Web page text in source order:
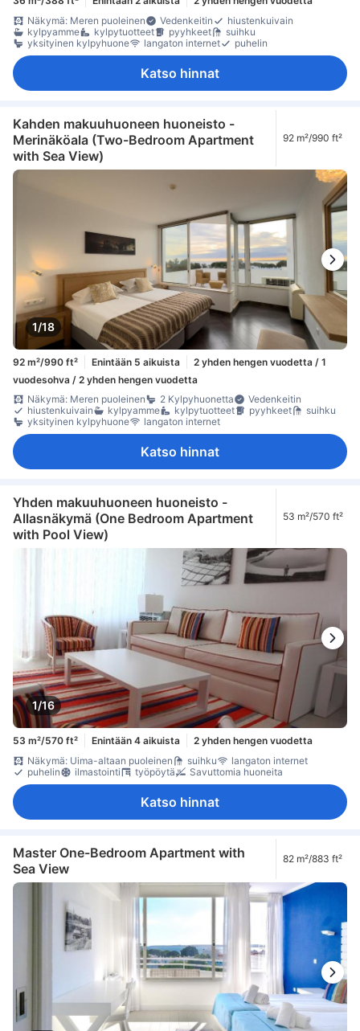
Näkymä: Meren puoleinen
Vedenkeitin
hiustenkuivain
kylpyamme
kylpytuotteet pyyhkeet
suihku
yksityinen kylpyhuone
langaton internet puhelin
Katso hinnat
Kahden makuuhuoneen huoneisto -
Merinäköala (Two-Bedroom Apartment
with Sea View)
92 m²/990 ft²
1/18
92 m²/990 ft² Enintään 5 aikuista
2 yhden hengen vuodetta / 1
vuodesohva / 2 yhden hengen vuodetta
Näkymä: Meren puoleinen
2 Kylpyhuonetta
Vedenkeitin
hiustenkuivain
kylpyamme kylpytuotteet pyyhkeet
suihku
yksityinen kylpyhuone
langaton internet
Katso hinnat
Yhden makuuhuoneen huoneisto -
Allasnäkymä (One Bedroom Apartment
with Pool View)
53 m²/570 ft²
1/16
53 m²/570 ft² Enintään 4 aikuista
2 yhden hengen vuodetta
Näkymä: Uima-altaan puoleinen
suihku
langaton internet
puhelin
ilmastointi työpöytä Savuttomia huoneita
Katso hinnat
Master One-Bedroom Apartment with
Sea View
82 m²/883 ft²